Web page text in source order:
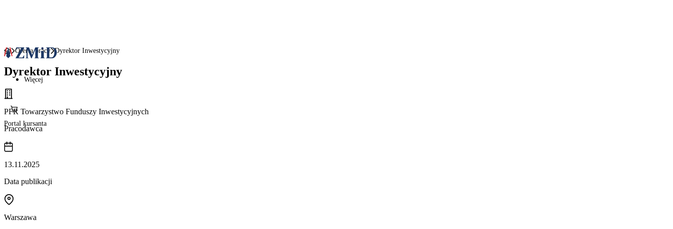
Więcej
Portal kursanta
Oferta pracy Dyrektor Inwestycyjny
Dyrektor Inwestycyjny
PFR Towarzystwo Funduszy Inwestycyjnych
Pracodawca
13.11.2025
Data publikacji
Warszawa